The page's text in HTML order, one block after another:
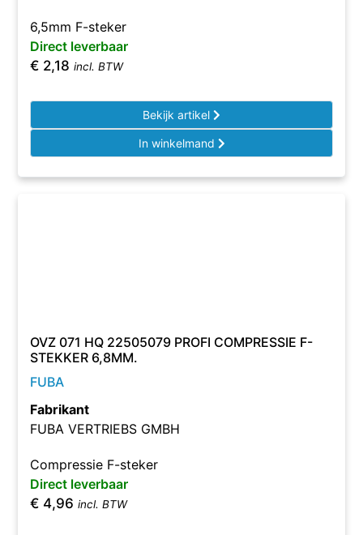
6,5mm F-steker
Direct leverbaar
€ 2,18 incl. BTW
Bekijk artikel
In winkelmand
OVZ 071 HQ 22505079 PROFI COMPRESSIE F-
STEKKER 6,8MM.
FUBA
Fabrikant
FUBA VERTRIEBS GMBH
Compressie F-steker
Direct leverbaar
€ 4,96 incl. BTW